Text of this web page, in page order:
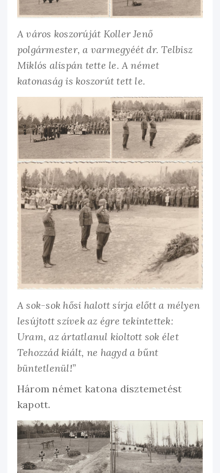
A város koszorúját Koller Jenő
polgármester, a varmegyéét dr. Telbisz
Miklós alispán tette le. A német
katonaság is koszorút tett le.
A sok-sok hősi halott sírja előtt a mélyen
lesújtott szívek az égre tekintettek:
Uram, az ártatlanul kioltott sok élet
Tehozzád kiált, ne hagyd a bűnt
büntetlenül!”
Három német katona dísztemetést
kapott.